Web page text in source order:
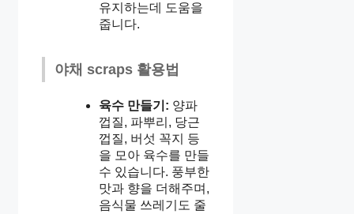
유지하는데 도움을
줍니다.
야채 scraps 활용법
육수 만들기: 양파
껍질, 파뿌리, 당근
껍질, 버섯 꼭지 등
을 모아 육수를 만들
수 있습니다. 풍부한
맛과 향을 더해주며,
음식물 쓰레기도 줄